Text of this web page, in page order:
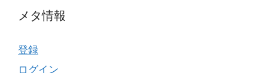
メタ情報
登録
ログイン